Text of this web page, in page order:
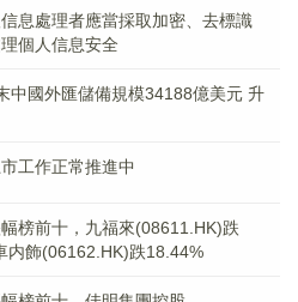
息處理者應當採取加密、去標識
個人信息安全
中國外匯儲備規模34188億美元 升
工作正常推進中
幅榜前十，九福來(08611.HK)跌
内飾(06162.HK)跌18.44%